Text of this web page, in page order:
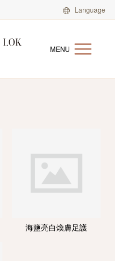
Language
MENU
海鹽亮白煥膚足護